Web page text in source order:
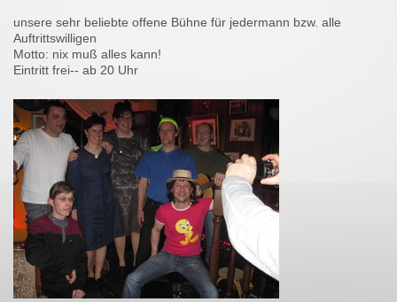
unsere sehr beliebte offene Bühne für jedermann bzw. alle
Auftrittswilligen
Motto: nix muß alles kann!
Eintritt frei-- ab 20 Uhr